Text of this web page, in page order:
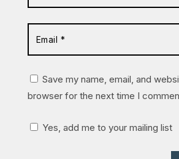
Save my name, email, and
browser for the next time I
Yes, add me to your mailing list